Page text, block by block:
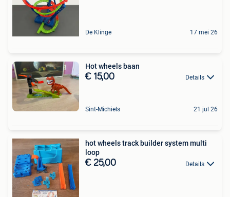
De Klinge 17 mei 26
Hot wheels baan
€ 15,00 Details
Sint-Michiels 21 jul 26
hot wheels track builder system multi
loop
€ 25,00 Details